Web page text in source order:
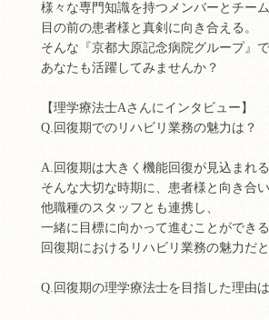
様々な専門知識を持つメンバーとチーム
目の前の患者様と真剣に向き合える。
そんな『京都大原記念病院グループ』で
あなたも活躍してみませんか？
【理学療法士Aさんにインタビュー】
Q.回復期でのリハビリ業務の魅力は？
A.回復期は大きく機能回復が見込まれる
そんな大切な時期に、患者様と向き合
他職種のスタッフとも連携し、
一緒に目標に向かって進むことができ
回復期におけるリハビリ業務の魅力だと
Q.回復期の理学療法士を目指した理由